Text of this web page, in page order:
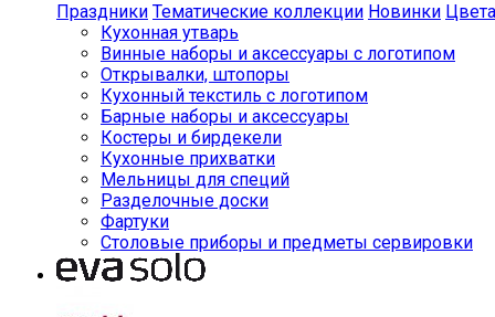
Праздники Тематические коллекции Новинки Цвета
Кухонная утварь
Винные наборы и аксессуары с логотипом
Открывалки, штопоры
Кухонный текстиль с логотипом
Барные наборы и аксессуары
Костеры и бирдекели
Кухонные прихватки
Мельницы для специй
Разделочные доски
Фартуки
Столовые приборы и предметы сервировки